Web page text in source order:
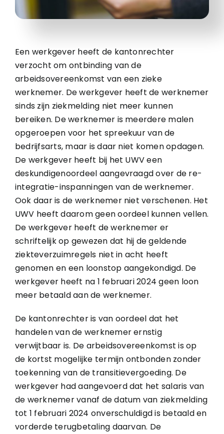
Een werkgever heeft de kantonrechter
verzocht om ontbinding van de
arbeidsovereenkomst van een zieke
werknemer. De werkgever heeft de werknemer
sinds zijn ziekmelding niet meer kunnen
bereiken. De werknemer is meerdere malen
opgeroepen voor het spreekuur van de
bedrijfsarts, maar is daar niet komen opdagen.
De werkgever heeft bij het UWV een
deskundigenoordeel aangevraagd over de re-
integratie-inspanningen van de werknemer.
Ook daar is de werknemer niet verschenen. Het
UWV heeft daarom geen oordeel kunnen vellen.
De werkgever heeft de werknemer er
schriftelijk op gewezen dat hij de geldende
ziekteverzuimregels niet in acht heeft
genomen en een loonstop aangekondigd. De
werkgever heeft na 1 februari 2024 geen loon
meer betaald aan de werknemer.
De kantonrechter is van oordeel dat het
handelen van de werknemer ernstig
verwijtbaar is. De arbeidsovereenkomst is op
de kortst mogelijke termijn ontbonden zonder
toekenning van de transitievergoeding. De
werkgever had aangevoerd dat het salaris van
de werknemer vanaf de datum van ziekmelding
tot 1 februari 2024 onverschuldigd is betaald en
vorderde terugbetaling daarvan. De